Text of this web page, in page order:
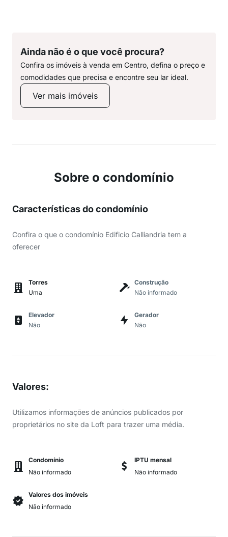
Ainda não é o que você procura?
Confira os imóveis à venda em Centro, defina o preço e
comodidades que precisa e encontre seu lar ideal.
Ver mais imóveis
Sobre o condomínio
Características do condomínio
Confira o que o condomínio Edificio Calliandria tem a
oferecer
Torres
Uma
Construção
Não informado
Elevador
Não
Gerador
Não
Valores:
Utilizamos informações de anúncios publicados por
proprietários no site da Loft para trazer uma média.
Condomínio
Não informado
IPTU mensal
Não informado
Valores dos imóveis
Não informado